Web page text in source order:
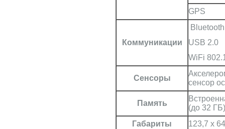
GPS
Коммуникации
USB 2.0
WiFi
Сенсоры
сенсор
Память
(до 32 ГБ)
Габариты
123,7 x